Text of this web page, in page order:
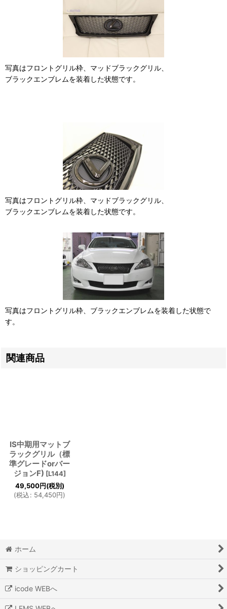
写真はフロントグリル枠、マッドブラックグリル、
ブラックエンブレムを装着した状態です。
写真はフロントグリル枠、マッドブラックグリル、
ブラックエンブレムを装着した状態です。
写真はフロントグリル枠、ブラックエンブレムを装着した状態で
す。
関連商品
IS中期用マットブ
ラックグリル（標
準グレードorバー
ジョンF) [L144]
49,500円(税別)
(税込: 54,450円)
ホーム
ショッピングカート
icode WEBへ